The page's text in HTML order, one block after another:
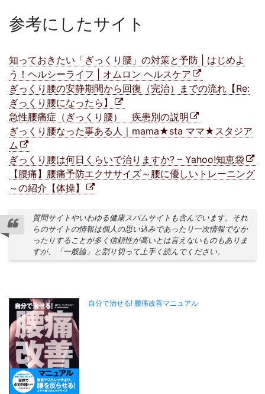
参考にしたサイト
知っておきたい「ぎっくり腰」の対策と予防 | はじめよ
う！ヘルシーライフ | オムロン ヘルスケア
ぎっくり腰の安静期間から回復（完治）までの流れ【Re:
ぎっくり腰になったら】
急性腰痛症（ぎっくり腰） 疾患別の説明
ぎっくり腰なった事ある人｜mama★sta ママ★スタジア
ム
ぎっくり腰は何日くらいで治りますか? – Yahoo!知恵袋
【腰痛】腰痛予防エクササイズ～腰に優しいトレーニング
～の紹介【体操】
質問サイトやいわゆる健康スパムサイトも含んでいます。それ
らのサイトの情報は個人の思い込みであったり一次情報でなか
ったりすることが多く信頼性が高いとは言えないものもありま
すが、「一般論」と割り切って上手く読んでください。